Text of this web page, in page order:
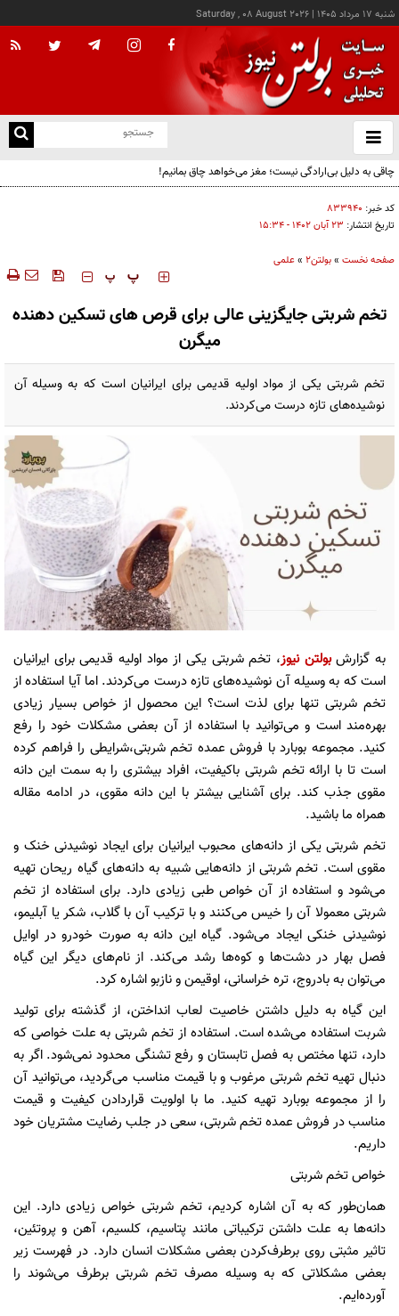
شنبه ۱۷ مرداد ۱۴۰۵ |
Saturday , 08 August 2026
باز
و
چاقی به دلیل بی‌ارادگی نیست؛ مغز می‌خواهد چاق بمانیم!
کد خبر: ۸۳۳۹۴۰
تاریخ انتشار: ۲۳ آبان ۱۴۰۲ - ۱۵:۳۴
صفحه نخست »بولتن2 »علمی
‍‍‍ پ پ
تخم شربتی جایگزینی عالی برای قرص های تسکین دهنده
میگرن
تخم شربتی یکی از مواد اولیه قدیمی برای ایرانیان است که به وسیله آن
نوشیده‌های تازه درست می‌کردند.
به گزارشبولتن نیوز، تخم شربتی یکی از مواد اولیه قدیمی برای ایرانیان
است که به وسیله آن نوشیده‌های تازه درست می‌کردند. اما آیا استفاده از
تخم شربتی تنها برای لذت است؟ این محصول از خواص بسیار زیادی
بهره‌مند است و می‌توانید با استفاده از آن بعضی مشکلات خود را رفع
کنید. مجموعه بوبارد با فروش عمده تخم شربتی،‌شرایطی را فراهم کرده
است تا با ارائه تخم شربتی باکیفیت، افراد بیشتری را به سمت این دانه
مقوی جذب کند. برای آشنایی بیشتر با این دانه مقوی، در ادامه مقاله
همراه ما باشید.
تخم شربتی یکی از دانه‌های محبوب ایرانیان برای ایجاد نوشیدنی خنک و
مقوی است. تخم شربتی از دانه‌هایی شبیه به دانه‌های گیاه ریحان تهیه
می‌شود و استفاده از آن خواص طبی زیادی دارد. برای استفاده از تخم
شربتی معمولا آن را خیس می‌کنند و با ترکیب آن با گلاب، شکر یا آبلیمو،
نوشیدنی خنکی ایجاد می‌شود. گیاه این دانه به صورت خودرو در اوایل
فصل بهار در دشت‌ها و کوه‌ها رشد می‌کند. از نام‌های دیگر این گیاه
می‌توان به بادروج، تره خراسانی، اوقیمن و نازبو اشاره کرد.
این گیاه به دلیل داشتن خاصیت لعاب انداختن، از گذشته برای تولید
شربت استفاده می‌شده است. استفاده از تخم شربتی به علت خواصی که
دارد، تنها مختص به فصل تابستان و رفع تشنگی محدود نمی‌شود. اگر به
دنبال تهیه تخم شربتی مرغوب و با قیمت مناسب می‌گردید، می‌توانید آن
را از مجموعه بوبارد تهیه کنید. ما با اولویت قراردادن کیفیت و قیمت
مناسب در فروش عمده تخم شربتی، سعی در جلب رضایت مشتریان خود
داریم.
خواص تخم شربتی
همان‌طور که به آن اشاره کردیم، تخم شربتی خواص زیادی دارد. این
دانه‌ها به علت داشتن ترکیباتی مانند پتاسیم، کلسیم، آهن و پروتئین،
تاثیر مثبتی روی برطرف‌کردن بعضی مشکلات انسان دارد. در فهرست زیر
بعضی مشکلاتی که به وسیله مصرف تخم شربتی برطرف می‌شوند را
آورده‌ایم.